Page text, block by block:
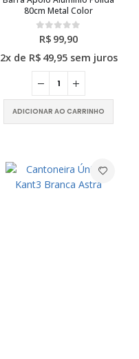
80cm Metal Color
0out of 5
R$ 99,90
2x de R$ 49,95 sem juros
ADICIONAR AO CARRINHO